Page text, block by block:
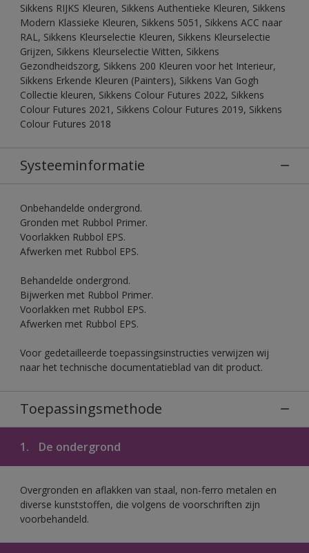
Sikkens RIJKS Kleuren, Sikkens Authentieke Kleuren, Sikkens
Modern Klassieke Kleuren, Sikkens 5051, Sikkens ACC naar
RAL, Sikkens Kleurselectie Kleuren, Sikkens Kleurselectie
Grijzen, Sikkens Kleurselectie Witten, Sikkens
Gezondheidszorg, Sikkens 200 Kleuren voor het Interieur,
Sikkens Erkende Kleuren (Painters), Sikkens Van Gogh
Collectie kleuren, Sikkens Colour Futures 2022, Sikkens
Colour Futures 2021, Sikkens Colour Futures 2019, Sikkens
Colour Futures 2018
Systeeminformatie
Onbehandelde ondergrond.
Gronden met Rubbol Primer.
Voorlakken Rubbol EPS.
Afwerken met Rubbol EPS.
Behandelde ondergrond.
Bijwerken met Rubbol Primer.
Voorlakken met Rubbol EPS.
Afwerken met Rubbol EPS.
Voor gedetailleerde toepassingsinstructies verwijzen wij
naar het technische documentatieblad van dit product.
Toepassingsmethode
1. De ondergrond
Overgronden en aflakken van staal, non-ferro metalen en
diverse kunststoffen, die volgens de voorschriften zijn
voorbehandeld.